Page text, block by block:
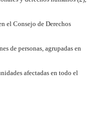
el Consejo de Derechos
de personas, agrupadas en
afectadas en todo el